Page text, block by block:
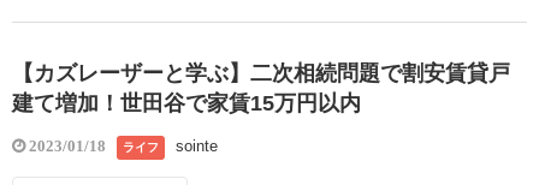
【カズレーザーと学ぶ】二次相続問題で割安賃貸戸
建て増加！世田谷で家賃15万円以内
2023/01/18 ライフ sointe